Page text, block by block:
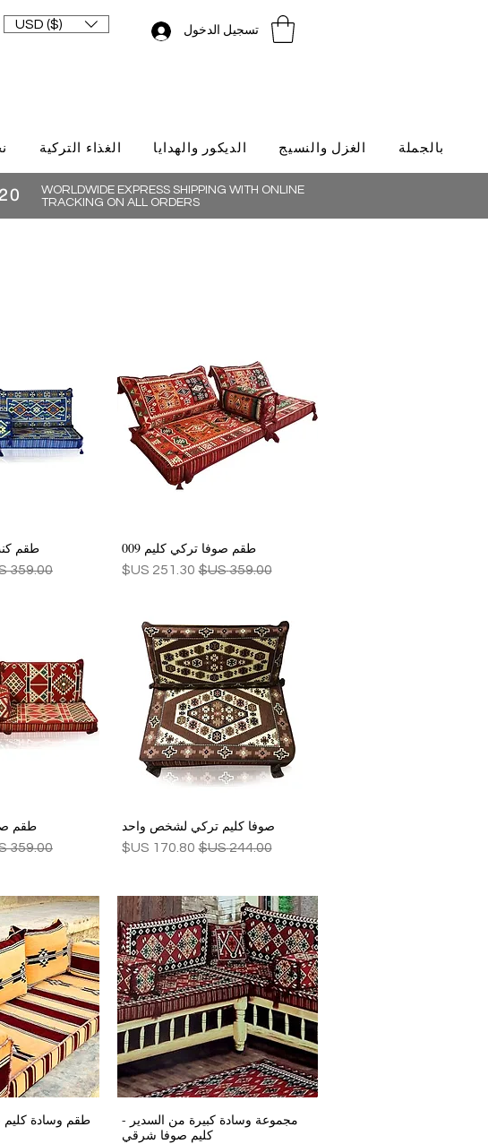
USD ($) تسجيل الدخول
الغذاء التركية الديكور والهدايا الغزل والنسيج بالجملة
WORLDWIDE EXPRESS SHIPPING WITH ONLINE
TRACKING ON ALL ORDERS
العرض السريع
طقم صوفا تركي كليم 009
سعر عادي‏359.00 US$ سعر البيع
العرض
طقم كنب
سعر
العرض السريع
صوفا كليم تركي لشخص واحد
سعر عادي‏244.00 US$ سعر البيع
العرض
طقم
سعر
العرض السريع
مجموعة وسادة كبيرة من السدير -
كليم صوفا شرقي
العرض
طقم وسادة كليم